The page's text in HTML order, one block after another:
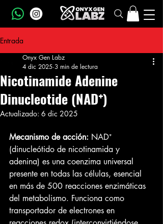
Entrada
Nicotinamide Adenine
Dinucleotide (NAD⁺)
Onyx Gen Labz
4 dic 2025 3 min de lectura
Actualizado: 6 dic 2025
Mecanismo de acción: NAD⁺
(dinucleótido de nicotinamida y
adenina) es una coenzima universal
presente en todas las células, esencial
en más de 500 reacciones enzimáticas
del metabolismo. Funciona como
transportador de electrones en